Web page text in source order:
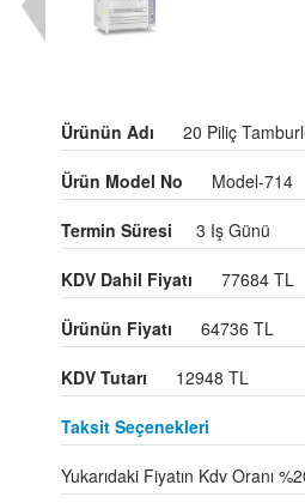
Ürünün Adı 20 Piliç
Ürün Model No Model-714
Termin Süresi 3 Iş Günü
KDV Dahil Fiyatı 77684 TL
Ürünün Fiyatı 64736 TL
KDV Tutarı 12948 TL
Taksit Seçenekleri
Yukarıdaki Fiyatın Kdv Oranı